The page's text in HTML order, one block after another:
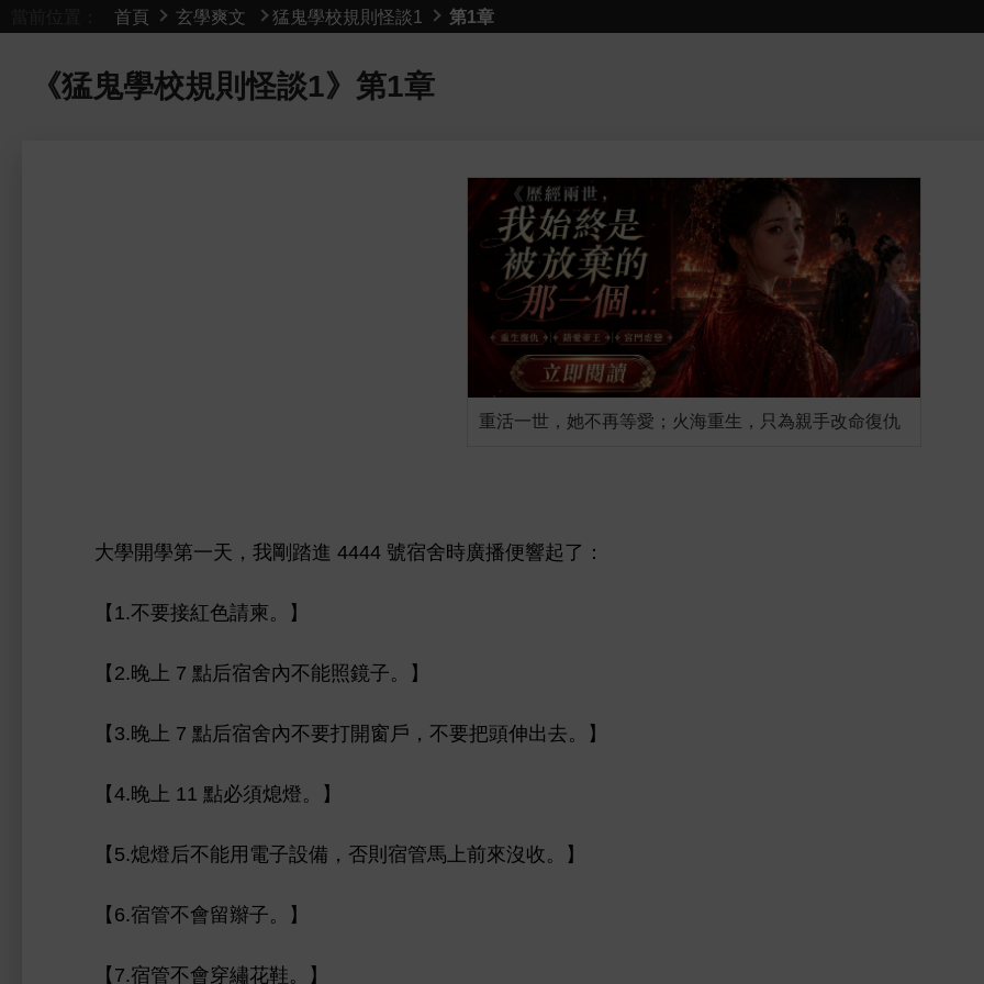
首頁 玄學爽文 猛鬼學校規則怪談1 第1章
《猛鬼學校規則怪談1》 第1章
重活一世，她不再等愛；火海重生，只為親手改命復仇
第 ， 剛踏 4444 號宿舍 廣播便響起 ：
【1. 接 請柬。】
【2. 7 點后宿舍 能照鏡子。】
【3. 7 點后宿舍 打 戶， 把 伸 。】
【4. 11 點必須熄燈。】
【5.熄燈后 能用 子設備，否則宿管馬 沒收。】
【6.宿管 留辮子。】
【7.宿管 穿繡 。】